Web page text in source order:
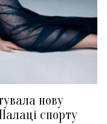
нову
спорту